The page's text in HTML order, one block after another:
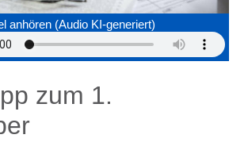
anhören (Audio KI-generiert)
zum 1.